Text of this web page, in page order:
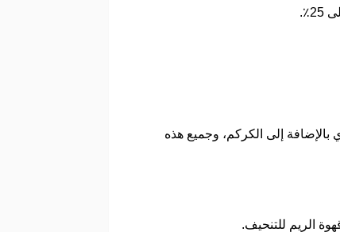
إلى الكركم، وجميع هذه
الريم للتنحيف.